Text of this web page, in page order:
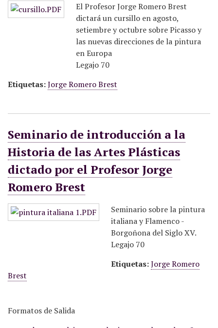
El Profesor Jorge Romero Brest
dictará un cursillo en agosto,
setiembre y octubre sobre Picasso y
las nuevas direcciones de la pintura
en Europa
Legajo 70
Etiquetas:Jorge Romero Brest
Seminario de introducción a la
Historia de las Artes Plásticas
dictado por el Profesor Jorge
Romero Brest
Seminario sobre la pintura
italiana y Flamenco -
Borgoñona del Siglo XV.
Legajo 70
Etiquetas:Jorge Romero
Brest
Formatos de Salida